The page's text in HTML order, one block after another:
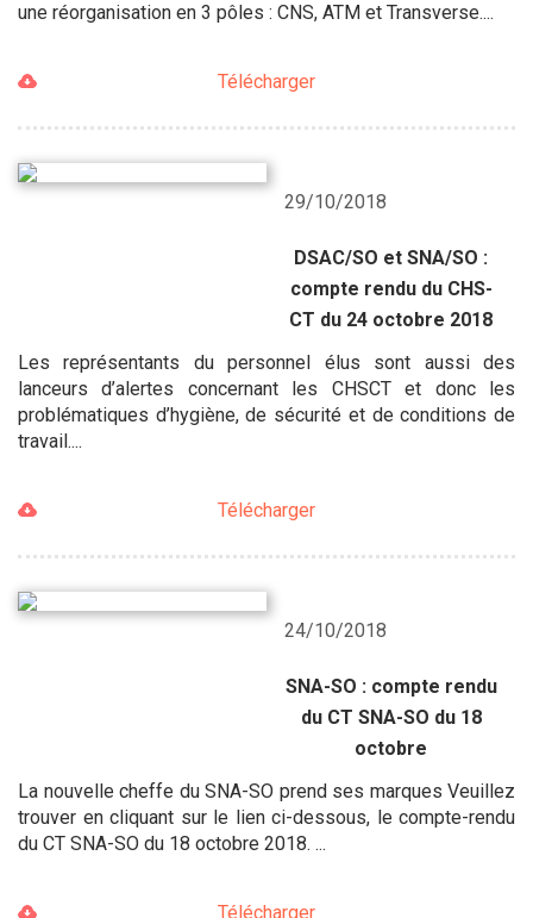
une réorganisation en 3 pôles : CNS, ATM et Transverse....
Télécharger
29/10/2018
DSAC/SO et SNA/SO :
compte rendu du CHS-
CT du 24 octobre 2018
Les représentants du personnel élus sont aussi des
lanceurs d’alertes concernant les CHSCT et donc les
problématiques d’hygiène, de sécurité et de conditions de
travail....
Télécharger
24/10/2018
SNA-SO : compte rendu
du CT SNA-SO du 18
octobre
La nouvelle cheffe du SNA-SO prend ses marques Veuillez
trouver en cliquant sur le lien ci-dessous, le compte-rendu
du CT SNA-SO du 18 octobre 2018. ...
Télécharger